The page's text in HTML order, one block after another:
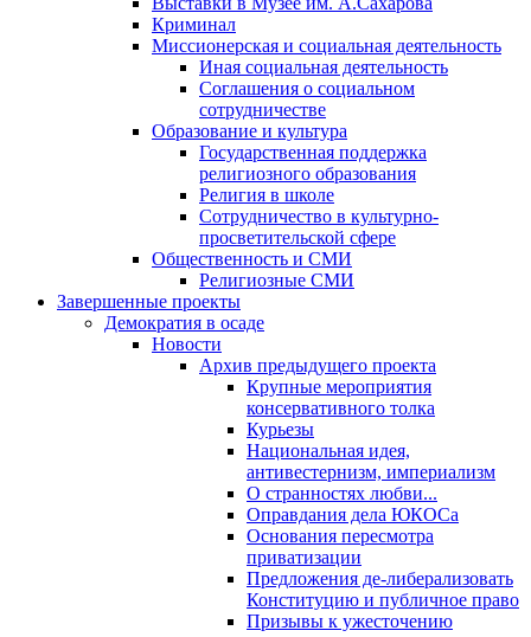
Криминал
Миссионерская и социальная деятельность
Иная социальная деятельность
Соглашения о социальном
сотрудничестве
Образование и культура
Государственная поддержка
религиозного образования
Религия в школе
Сотрудничество в культурно-
просветительской сфере
Общественность и СМИ
Религиозные СМИ
Завершенные проекты
Демократия в осаде
Новости
Архив предыдущего проекта
Крупные мероприятия
консервативного толка
Курьезы
Национальная идея,
антивестернизм, империализм
О странностях любви...
Оправдания дела ЮКОСа
Основания пересмотра
приватизации
Предложения де-либерализовать
Конституцию и публичное право
Призывы к ужесточению